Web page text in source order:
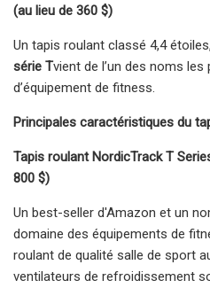
(au lieu de 360 ​​$)
Un tapis roulant classé 4,4 étoiles,
série Tvient de l’un des noms
d’équipement de fitness.
Principales caractéristiques du
Tapis roulant NordicTrack T
800 $)
Un best-seller d'Amazon et un
domaine des équipements de
roulant de qualité salle de sport
ventilateurs de refroidissement